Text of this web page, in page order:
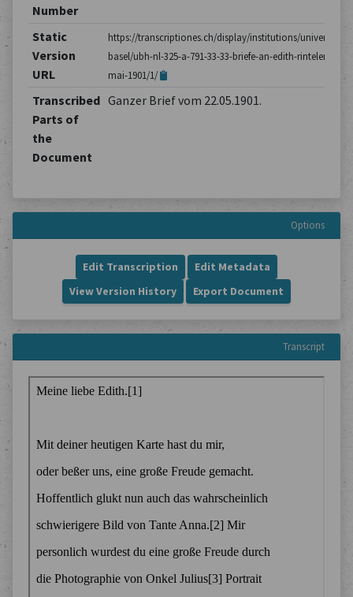
Number
Static
Version
URL
https://transcriptiones.ch/display/institutions/
basel/ubh-nl-325-a-791-33-33-briefe-an-edith-rintelen/
mai-1901/1/
Transcribed
Parts of
the
Document
Ganzer Brief vom 22.05.1901.
Options
Edit Transcription
Edit Metadata
View Version History
Export Document
Transcript